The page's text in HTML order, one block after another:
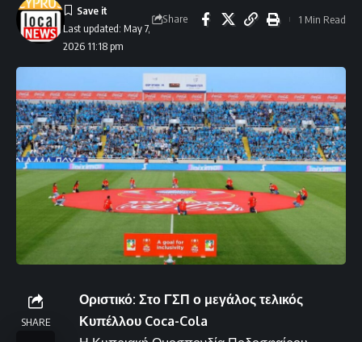
Last updated: May 7,
2026 11:18 pm
Share 1 Min Read
SHARE
Οριστικό: Στο ΓΣΠ ο μεγάλος τελικός
Κυπέλλου Coca-Cola